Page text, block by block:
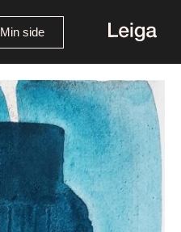
Min side